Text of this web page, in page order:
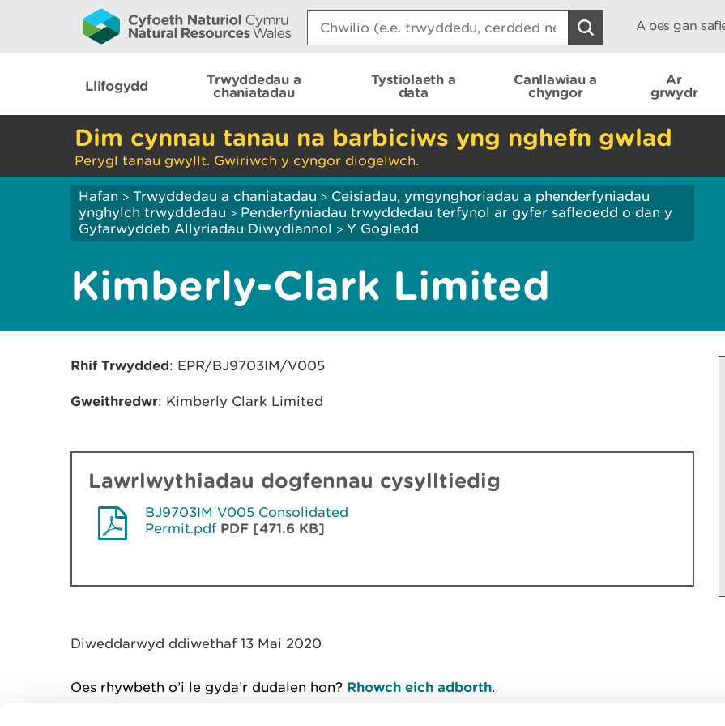
Search:
A oes gan
Llifogydd
Trwyddedau a
chaniatadau
Tystiolaeth a
data
Canllawiau a
chyngor
Ar
grwydr
Dim cynnau tanau na barbiciws yng nghefn gwlad
Perygl tanau gwyllt. Gwiriwch y cyngor diogelwch.
Hafan > Trwyddedau a chaniatadau > Ceisiadau, ymgynghoriadau a phenderfyniadau
ynghylch trwyddedau > Penderfyniadau trwyddedau terfynol ar gyfer safleoedd o dan y
Gyfarwyddeb Allyriadau Diwydiannol > Y Gogledd
Kimberly-Clark Limited
Rhif Trwydded: EPR/BJ9703IM/V005
Gweithredwr: Kimberly Clark Limited
Lawrlwythiadau dogfennau cysylltiedig
BJ9703IM V005 Consolidated
Permit.pdf PDF [471.6 KB]
Diweddarwyd ddiwethaf 13 Mai 2020
Oes rhywbeth o’i le gyda’r dudalen hon? Rhowch eich adborth.